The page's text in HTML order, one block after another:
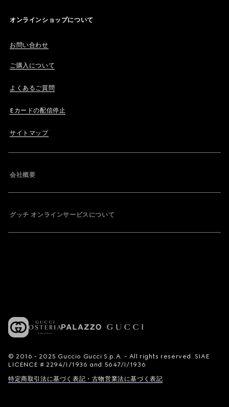
オンラインショップについて
お問い合わせ
ご購入について
よくあるご質問
Eカードの配信停止
サイトマップ
会社概要
グッチ オンラインサービスについて
© 2016 - 2025 Guccio Gucci S.p.A. - All rights reserved. SIAE
LICENCE # 2294/I/1936 and 5647/I/1936
特定商取引法に基づく表記・古物営業法に基づく表記